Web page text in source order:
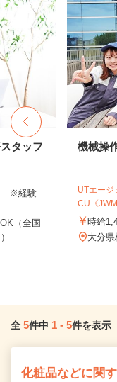
タッフ
※経験
（全国
機械操
UTエージ
CU《
時給
大分
全 5件中 1 - 5件を表示
化粧品などに関